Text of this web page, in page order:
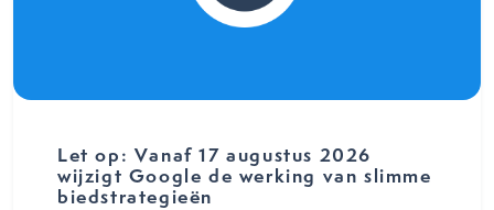
Let op: Vanaf 17 augustus 2026
wijzigt Google de werking van slimme
biedstrategieën